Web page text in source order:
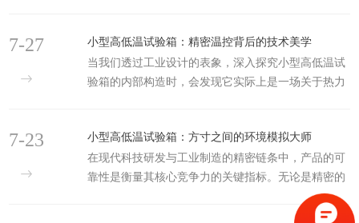
精准模拟环境工况，有效保障试验数据真实可靠，满
足精密电子、新材料等产...
度天平/称重模块，多用于热重分析、样品恒温恒湿称
量、吸附测试、材料失重、水汽透过、微量样品稳定
称量。所有测试前需要明确两大类条件：环境恒温条
允许温度偏差（如±0.1℃/±0...
小型高低温试验箱：精密温控背后的技术美学
当我们透过工业设计的表象，深入探究小型高低温试
验箱的内部构造时，会发现它实际上是一场关于热力
温的速率，直接决定了实验数据的可信度。小型高低
温试验箱正是通过对这些物理量的极*掌控，将复杂的
环境模拟转化为可控的科学艺术。1.制冷系统无疑是
这台设备中技术含量最高的部分。为了达到深冷效
果，现代小型试验箱常采用复迭式制冷技术或液氮辅
7-27
小型高低温试验箱：方寸之间的环境模拟大师
在现代科技研发与工业制造的精密链条中，产品的可
靠性是衡量其核心竞争力的关键指标。无论是精密的
电子元器件、先进的航空航天材料，还是日常的汽车
零部件，都需要在极*的气候条件下经受住考验。小型
7-23